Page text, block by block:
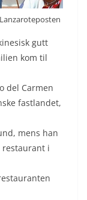
gutt
kom til
del Carmen
fastlandet,
mens han
restaurant i